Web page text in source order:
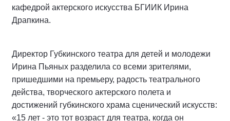
кафедрой актерского искусства БГИИК Ирина
Драпкина.
Директор Губкинского театра для детей и молодежи
Ирина Пьяных разделила со всеми зрителями,
пришедшими на премьеру, радость театрального
действа, творческого актерского полета и
достижений губкинского храма сценический искусств:
«15 лет - это тот возраст для театра, когда он